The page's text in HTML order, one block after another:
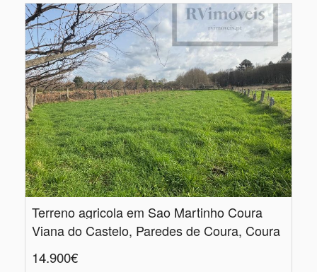
Terreno agricola em Sao Martinho Coura
Viana do Castelo, Paredes de Coura, Coura
14.900€